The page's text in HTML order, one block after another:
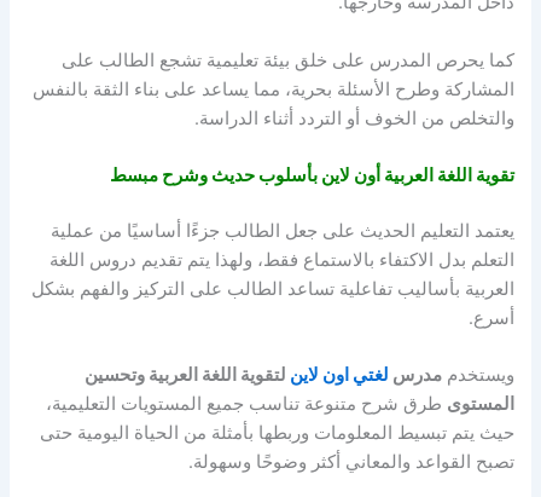
كما يحرص المدرس على خلق بيئة تعليمية تشجع الطالب على
المشاركة وطرح الأسئلة بحرية، مما يساعد على بناء الثقة بالنفس
والتخلص من الخوف أو التردد أثناء الدراسة.
تقوية اللغة العربية أون لاين بأسلوب حديث وشرح مبسط
يعتمد التعليم الحديث على جعل الطالب جزءًا أساسيًا من عملية
التعلم بدل الاكتفاء بالاستماع فقط، ولهذا يتم تقديم دروس اللغة
العربية بأساليب تفاعلية تساعد الطالب على التركيز والفهم بشكل
أسرع.
ويستخدممدرس لغتي اون لاين لتقوية اللغة العربية وتحسين
المستوى طرق شرح متنوعة تناسب جميع المستويات التعليمية،
حيث يتم تبسيط المعلومات وربطها بأمثلة من الحياة اليومية حتى
تصبح القواعد والمعاني أكثر وضوحًا وسهولة.